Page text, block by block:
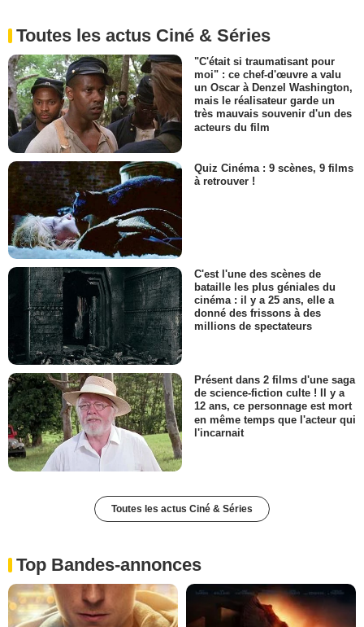
Toutes les actus Ciné & Séries
"C'était si traumatisant pour
moi" : ce chef-d'œuvre a valu
un Oscar à Denzel Washington,
mais le réalisateur garde un
très mauvais souvenir d'un des
acteurs du film
Quiz Cinéma : 9 scènes, 9 films
à retrouver !
C'est l'une des scènes de
bataille les plus géniales du
cinéma : il y a 25 ans, elle a
donné des frissons à des
millions de spectateurs
Présent dans 2 films d'une saga
de science-fiction culte ! Il y a
12 ans, ce personnage est mort
en même temps que l'acteur qui
l'incarnait
Toutes les actus Ciné & Séries
Top Bandes-annonces